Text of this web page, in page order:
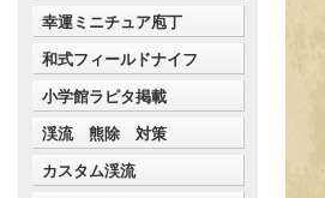
幸運ミニチュア庖丁
和式フィールドナイフ
小学館ラピタ掲載
渓流 熊除 対策
カスタム渓流